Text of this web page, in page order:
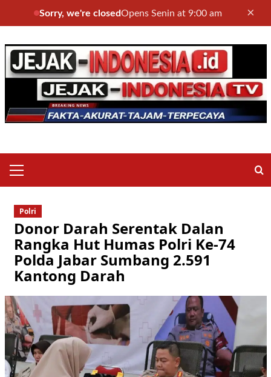
Sorry, we're closedOpens Senin at 9:00 am ×
to
content
Menu
Polri
Donor Darah Serentak Dalan
Rangka Hut Humas Polri Ke-74
Polda Jabar Sumbang 2.591
Kantong Darah